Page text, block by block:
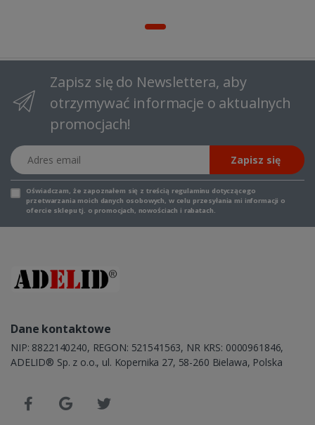
Zapisz się do Newslettera, aby
otrzymywać informacje o aktualnych
promocjach!
Adres email
Zapisz się
Oświadczam, że zapoznałem się z treścią regulaminu dotyczącego
przetwarzania moich danych osobowych, w celu przesyłania mi informacji o
ofercie sklepu tj. o promocjach, nowościach i rabatach.
Dane kontaktowe
NIP: 8822140240, REGON: 521541563, NR KRS: 0000961846,
ADELID® Sp. z o.o., ul. Kopernika 27, 58-260 Bielawa, Polska